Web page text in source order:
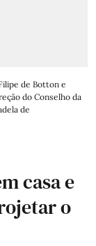
de Botton e
do Conselho da
de
casa e
o